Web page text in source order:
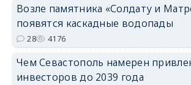
Возле памятника «Солдату и
появятся каскадные водопады
28 4176
Чем Севастополь намерен
инвесторов до 2039 года